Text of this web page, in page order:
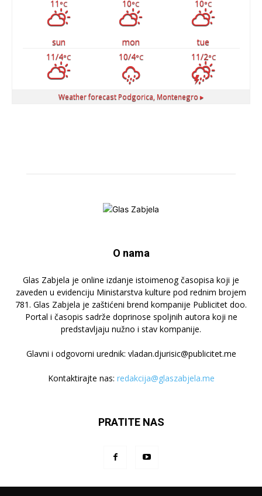
11 °C 10°C 10°C
sun mon
tue
11/4°C 10/4°C 11/2°C
Weather forecast Podgorica, Montenegro ▸
O nama
Glas Zabjela je online izdanje istoimenog časopisa koji je
zaveden u evidenciju Ministarstva kulture pod rednim brojem
781. Glas Zabjela je zaštićeni brend kompanije Publicitet doo.
Portal i časopis sadrže doprinose spoljnih autora koji ne
predstavljaju nužno i stav kompanije.
Glavni i odgovorni urednik: vladan.djurisic@publicitet.me
Kontaktirajte nas: redakcija@glaszabjela.me
PRATITE NAS